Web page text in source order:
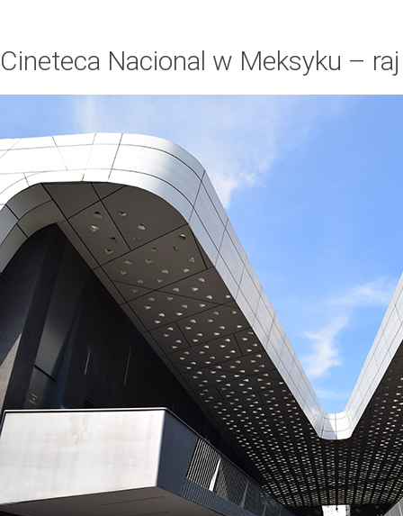
Cineteca Nacional w Meksyku –